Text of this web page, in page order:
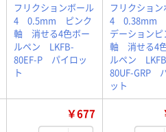
フリクションボール
4 0.5mm ピンク
軸 消せる4色ボー
ルペン LKFB-
80EF-P パイロッ
ト
フリクショ
4 0.38mm
デーションピ
軸 消せる4
ルペン
80UF-GRP
ット
￥677